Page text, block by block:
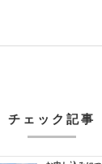
チェック記事